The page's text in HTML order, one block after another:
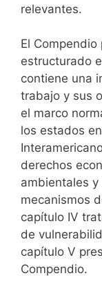
relevantes.
El
estructurado
contiene una
trabajo y sus
el marco
los estados
derechos
ambientales
mecanismos
capítulo IV
de
capítulo V
Compendio.